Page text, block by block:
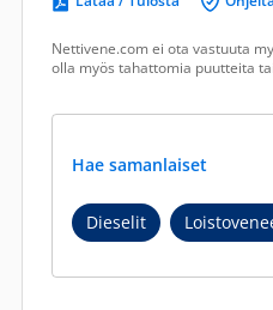
Nettivene.com ei ota vastuuta
olla myös tahattomia puutteita
Hae samanlaiset
Dieselit